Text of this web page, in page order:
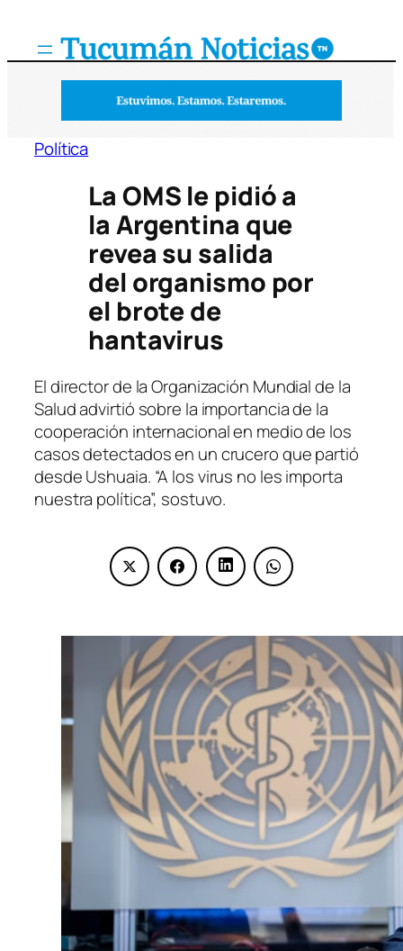
Política
La OMS le pidió a
la Argentina que
revea su salida
del organismo por
el brote de
hantavirus
El director de la Organización Mundial de la
Salud advirtió sobre la importancia de la
cooperación internacional en medio de los
casos detectados en un crucero que partió
desde Ushuaia. “A los virus no les importa
nuestra política”, sostuvo.